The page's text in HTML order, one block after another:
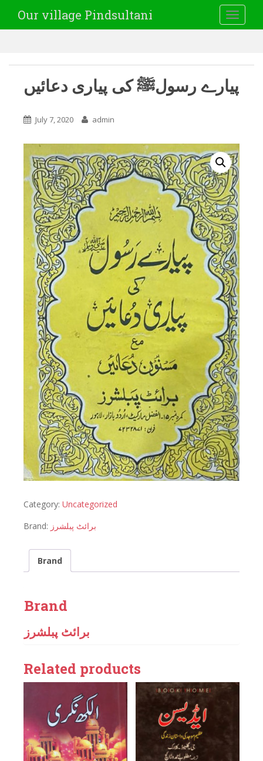
Our village Pindsultani
پیارے رسولﷺ کی پیاری دعائیں
July 7, 2020 admin
Category: Uncategorized
Brand: برائٹ پبلشرز
Brand
Brand
برائٹ پبلشرز
Related products